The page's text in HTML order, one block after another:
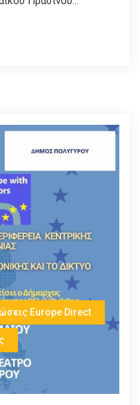
Europe Direct